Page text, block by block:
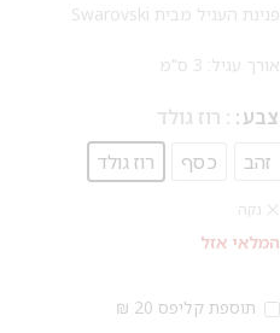
פנינת העגיל מבית Swarovski
אורך עגיל: 3 ס"מ
צבע : רוז גולד
זהב
כסף רוז גולד
נקה
המלאי אזל
תוספת קליפס 20 ₪
מבצע 1+1
על החירור ל-50 הפונות ראשונות
לקביעת תור לפירסינג ועיצוב
אזניים